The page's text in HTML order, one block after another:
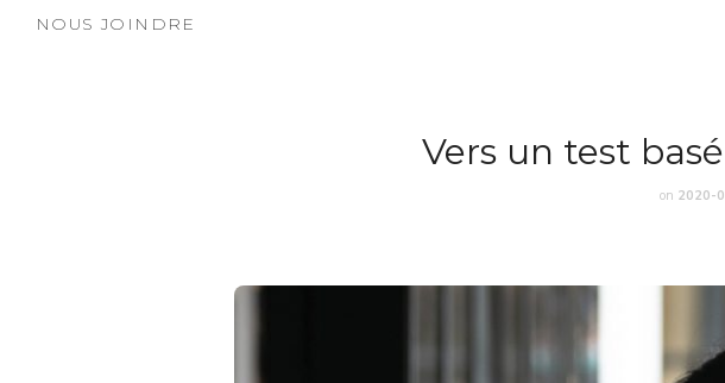
NOUS JOINDRE
Vers un test
on 2020-